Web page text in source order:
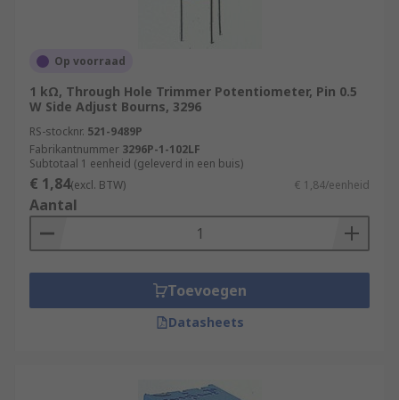
turn models. A single turn trimmer potentiometer
is ideal for applications where a resolution of
Adjustment types
Trimmer potentiometers are normally adjusted
by hand (you can turn the adjustment knob with
your fingers), with a screwdriver or with a
specialised adjustment tool designed for use with
a particular model or series.
Op voorraad
1 kΩ, Through Hole Trimmer Potentiometer, Pin 0.5
W Side Adjust Bourns, 3296
RS-stocknr. 521-9489P
Fabrikantnummer 3296P-1-102LF
Subtotaal 1 eenheid (geleverd in een buis)
€ 1,84(excl. BTW) € 1,84/eenheid
Aantal
Toevoegen
Datasheets